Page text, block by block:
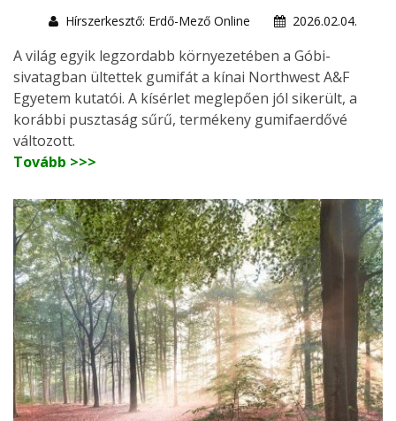
Hírszerkesztő: Erdő-Mező Online
2026.02.04.
A világ egyik legzordabb környezetében a Góbi-
sivatagban ültettek gumifát a kínai Northwest A&F
Egyetem kutatói. A kísérlet meglepően jól sikerült, a
korábbi pusztaság sűrű, termékeny gumifaerdővé
változott.
Tovább >>>